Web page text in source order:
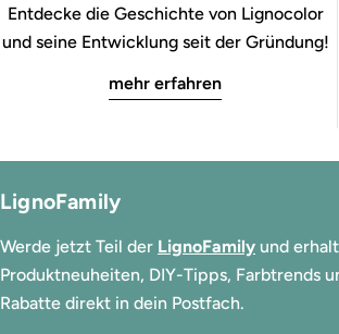
Entdecke die Geschichte von Lignocolor
und seine Entwicklung seit der Gründung!
mehr erfahren
LignoFamily
Werde jetzt Teil der LignoFamily und
Produktneuheiten, DIY-Tipps, Farbtrends
Rabatte direkt in dein Postfach.